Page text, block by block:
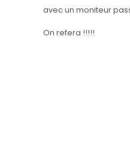
avec un moniteur
On refera !!!!!